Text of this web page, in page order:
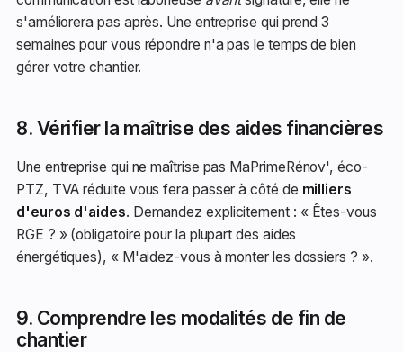
s'améliorera pas après. Une entreprise qui prend 3
semaines pour vous répondre n'a pas le temps de bien
gérer votre chantier.
8. Vérifier la maîtrise des aides financières
Une entreprise qui ne maîtrise pas MaPrimeRénov', éco-
PTZ, TVA réduite vous fera passer à côté de milliers
d'euros d'aides. Demandez explicitement : « Êtes-vous
RGE ? » (obligatoire pour la plupart des aides
énergétiques), « M'aidez-vous à monter les dossiers ? ».
9. Comprendre les modalités de fin de
chantier